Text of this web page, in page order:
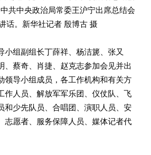
共中央政治局常委王沪宁出席总结会
话。新华社记者 殷博古 摄
小组副组长丁薛祥、杨洁篪、张又
、蔡奇、肖捷、赵克志参加会见并出
领导小组成员，各工作机构和有关方
作人员、解放军军乐团、仪仗队、飞
和少先队员、合唱团、演职人员、安
志愿者、服务保障人员、媒体记者代